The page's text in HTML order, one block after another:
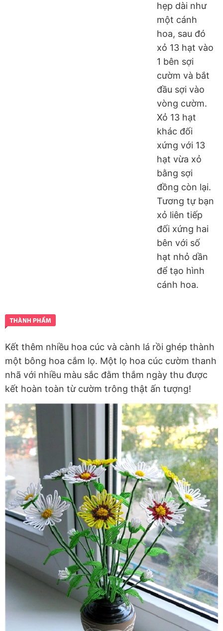
hẹp dài như
một cánh
hoa, sau đó
xỏ 13 hạt vào
1 bên sợi
cườm và bắt
đầu sợi vào
vòng cườm.
Xỏ 13 hạt
khác đối
xứng với 13
hạt vừa xỏ
bằng sợi
đồng còn lại.
Tương tự bạn
xỏ liên tiếp
đối xứng hai
bên với số
hạt nhỏ dần
để tạo hình
cánh hoa.
Kết thêm nhiều hoa cúc và cành lá rồi ghép thành
một bông hoa cắm lọ. Một lọ hoa cúc cườm thanh
nhã với nhiều màu sắc đằm thắm ngày thu được
kết hoàn toàn từ cườm trông thật ấn tượng!